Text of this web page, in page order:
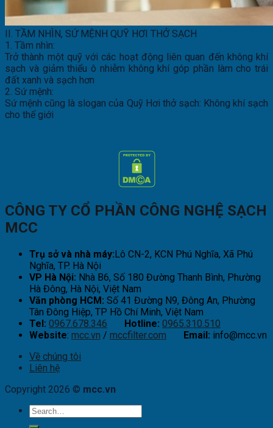
II. TẦM NHÌN, SỨ MỆNH QUỸ HƠI THỞ SẠCH
1. Tầm nhìn:
Trở thành một quỹ với các hoạt động liên quan đến không khí
sạch và giảm thiểu ô nhiễm không khí góp phần làm cho trái
đất xanh và sạch hơn
2. Sứ mệnh:
Sứ mệnh cũng là slogan của Quỹ Hơi thở sạch: Không khí sạch
cho thế giới
CÔNG TY CỔ PHẦN CÔNG NGHỆ SẠCH
MCC
Trụ sở và nhà máy:Lô CN-2, KCN Phú Nghĩa, Xã Phú
Nghĩa, TP. Hà Nội
VP Hà Nội: Nhà B6, Số 180 Đường Thanh Bình, Phường
Hà Đông, Hà Nội, Việt Nam
Văn phòng HCM: Số 41 Đường N9, Đông An, Phường
Tân Đông Hiệp, TP Hồ Chí Minh, Việt Nam
Tel: 0967.678.346 Hotline: 0965.310.510
Website: mcc.vn / mccfilter.com Email: info@mcc.vn
Về chúng tôi
Liên hệ
Copyright 2026 © mcc.vn